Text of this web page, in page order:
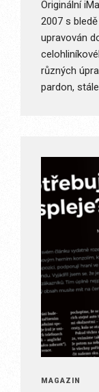
Originální
2007 s
upravován
různých
pardon,
MAGAZÍN